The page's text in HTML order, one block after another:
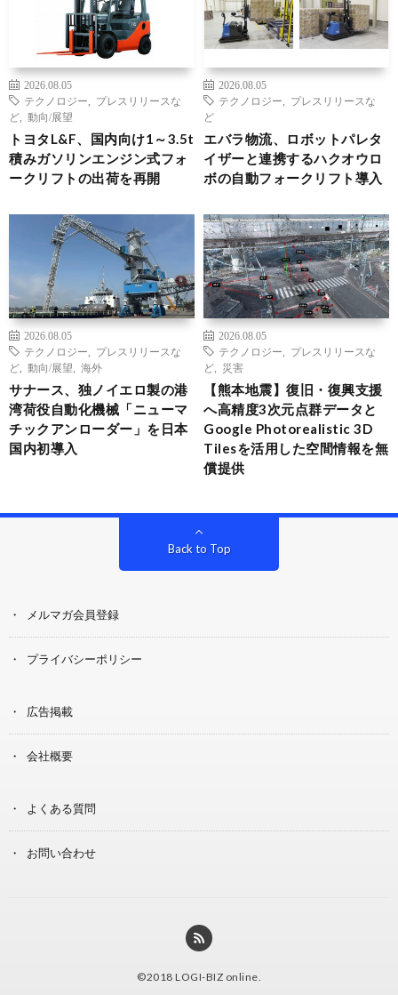
2026.08.05
テクノロジー
プレスリリースな
ど
動向/展望
トヨタL&F、国内向け1～3.5t
積みガソリンエンジン式フォ
ークリフトの出荷を再開
2026.08.05
テクノロジー
プレスリリースな
ど
エバラ物流、ロボットパレタ
イザーと連携するハクオウロ
ボの自動フォークリフト導入
2026.08.05
テクノロジー
プレスリリースな
ど
動向/展望 海外
サナース、独ノイエロ製の港
湾荷役自動化機械「ニューマ
チックアンローダー」を日本
国内初導入
2026.08.05
テクノロジー
プレスリリースな
ど
災害
【熊本地震】復旧・復興支援
へ高精度3次元点群データと
Google Photorealistic 3D
Tilesを活用した空間情報を無
償提供
Back to Top
メルマガ会員登録
プライバシーポリシー
広告掲載
会社概要
よくある質問
お問い合わせ
©2018 LOGI-BIZ online.